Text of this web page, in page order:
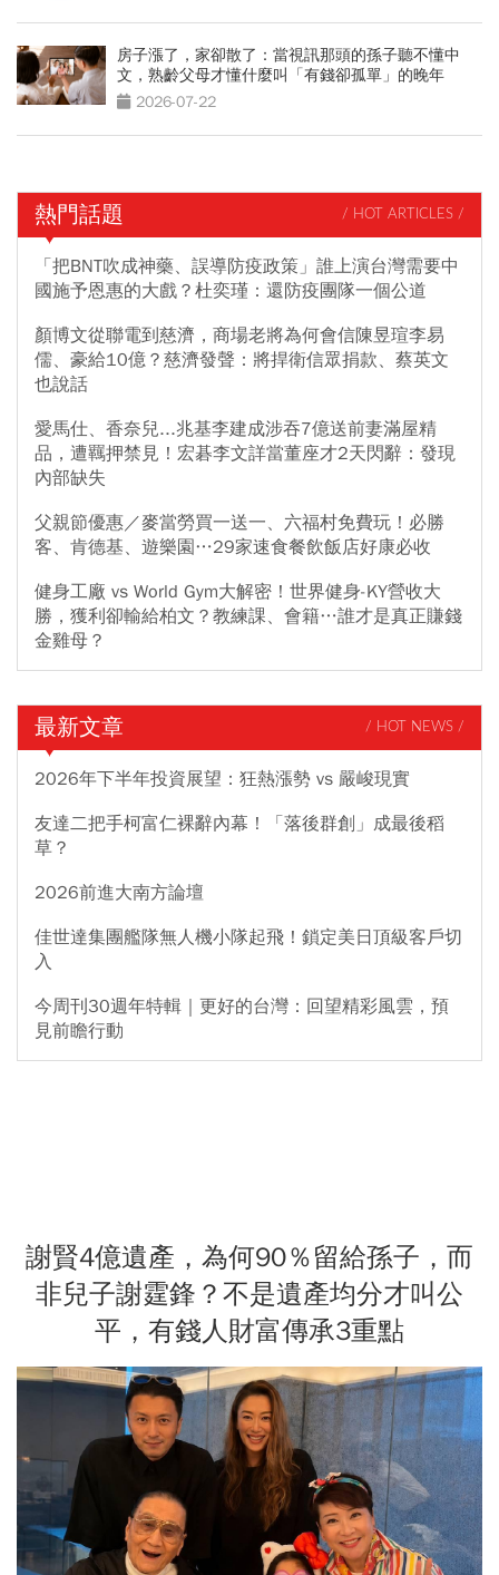
房子漲了，家卻散了：當視訊那頭的孫子聽不懂中
文，熟齡父母才懂什麼叫「有錢卻孤單」的晚年
2026-07-22
熱門話題 / HOT ARTICLES /
「把BNT吹成神藥、誤導防疫政策」誰上演台灣需要中
國施予恩惠的大戲？杜奕瑾：還防疫團隊一個公道
顏博文從聯電到慈濟，商場老將為何會信陳昱瑄李易
儒、豪給10億？慈濟發聲：將捍衛信眾捐款、蔡英文
也說話
愛馬仕、香奈兒...兆基李建成涉吞7億送前妻滿屋精
品，遭羈押禁見！宏碁李文詳當董座才2天閃辭：發現
內部缺失
父親節優惠／麥當勞買一送一、六福村免費玩！必勝
客、肯德基、遊樂園…29家速食餐飲飯店好康必收
健身工廠 vs World Gym大解密！世界健身-KY營收大
勝，獲利卻輸給柏文？教練課、會籍…誰才是真正賺錢
金雞母？
最新文章 / HOT NEWS /
2026年下半年投資展望：狂熱漲勢 vs 嚴峻現實
友達二把手柯富仁裸辭內幕！「落後群創」成最後稻
草？
2026前進大南方論壇
佳世達集團艦隊無人機小隊起飛！鎖定美日頂級客戶切
入
今周刊30週年特輯｜更好的台灣：回望精彩風雲，預
見前瞻行動
謝賢4億遺產，為何90％留給孫子，而
非兒子謝霆鋒？不是遺產均分才叫公
平，有錢人財富傳承3重點